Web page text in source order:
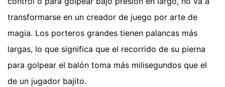
transformarse en un creador de juego por arte de
magia. Los porteros grandes tienen palancas más
largas, lo que significa que el recorrido de su pierna
para golpear el balón toma más milisegundos que el
de un jugador bajito.